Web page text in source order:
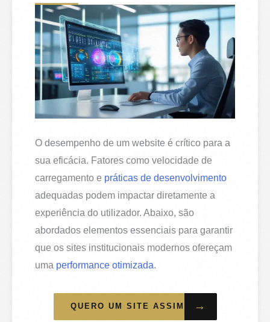
O desempenho de um website é crítico para a
sua eficácia. Fatores como velocidade de
carregamento e práticas de desenvolvimento
adequadas podem impactar diretamente a
experiência do utilizador. Abaixo, são
abordados elementos essenciais para garantir
que os sites institucionais modernos ofereçam
uma performance otimizada.
QUERO UM SITE ASSIM →